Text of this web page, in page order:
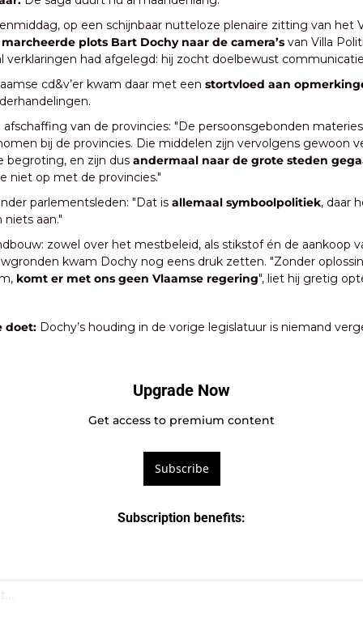
op een schijnbaar nutteloze plenaire zitting van het
marcheerde plots Bart Dochy naar de camera’s van Villa
verklaringen had afgelegd: hij zocht doelbewust
cd&v’er kwam daar met een stortvloed aan
afschaffing van de provincies: "De persoonsgebonden
bij de provincies. Die middelen zijn vervolgens gewoon
begroting, en zijn dus andermaal naar de grote steden
niet op met de provincies."
parlementsleden: "Dat is allemaal symboolpolitiek, daar
aan."
zowel over het mestbeleid, als stikstof én de aankoop
kwam Dochy nog eens druk zetten. "Zonder
komt er met ons geen Vlaamse regering", liet hij gretig
doet: Dochy’s houding in de vorige legislatuur is niemand
Upgrade Now
Get access to premium content
Subscribe
Subscription benefits: